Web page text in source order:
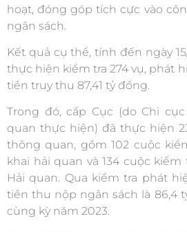
hoạt, đóng góp tích cực vào
ngân sách.
Kết quả cụ thể, tính đến ngày
thực hiện kiểm tra 274 vụ, phát
tiền truy thu 87,41 tỷ đồng.
Trong đó, cấp Cục (do Chi
quan thực hiện) đã thực hiện
thông quan, gồm 102 cuộc
khai hải quan và 134 cuộc
Hải quan. Qua kiểm tra phát
tiền thu nộp ngân sách là 86,4
cùng kỳ năm 2023.